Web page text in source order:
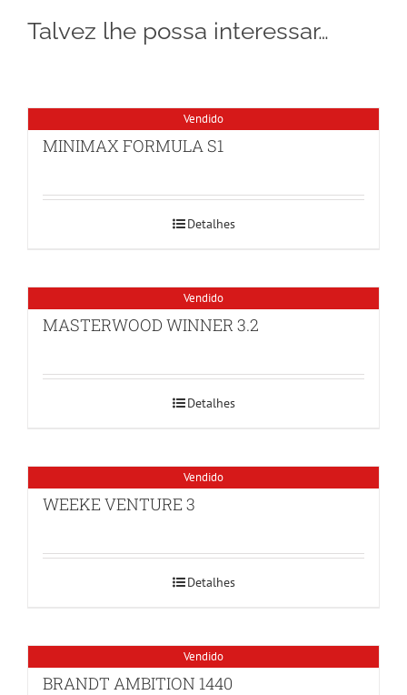
Talvez lhe possa interessar…
Vendido
MINIMAX FORMULA S1
Detalhes
Vendido
MASTERWOOD WINNER 3.2
Detalhes
Vendido
WEEKE VENTURE 3
Detalhes
Vendido
BRANDT AMBITION 1440